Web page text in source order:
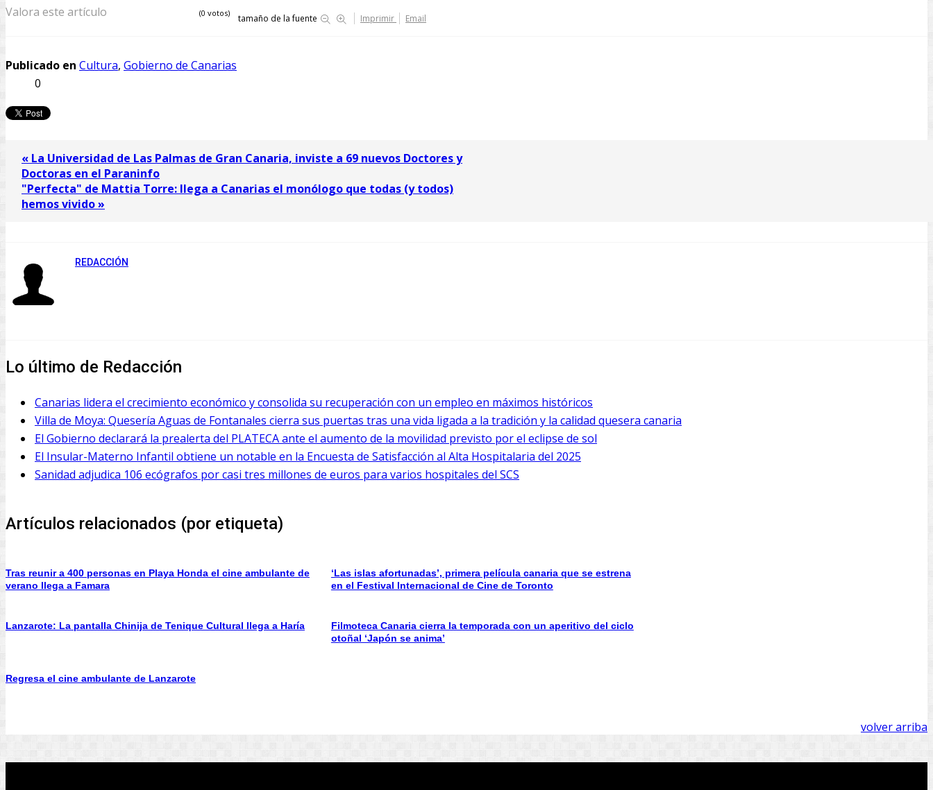
Valora este artículo (0 votos) tamaño de la fuente Imprimir Email
Publicado en Cultura, Gobierno de Canarias
0
« La Universidad de Las Palmas de Gran Canaria, inviste a 69 nuevos Doctores y
Doctoras en el Paraninfo
"Perfecta" de Mattia Torre: llega a Canarias el monólogo que todas (y todos)
hemos vivido »
REDACCIÓN
Lo último de Redacción
Canarias lidera el crecimiento económico y consolida su recuperación con un empleo en máximos históricos
Villa de Moya: Quesería Aguas de Fontanales cierra sus puertas tras una vida ligada a la tradición y la calidad quesera canaria
El Gobierno declarará la prealerta del PLATECA ante el aumento de la movilidad previsto por el eclipse de sol
El Insular-Materno Infantil obtiene un notable en la Encuesta de Satisfacción al Alta Hospitalaria del 2025
Sanidad adjudica 106 ecógrafos por casi tres millones de euros para varios hospitales del SCS
Artículos relacionados (por etiqueta)
Tras reunir a 400 personas en Playa Honda el cine ambulante de
verano llega a Famara
‘Las islas afortunadas’, primera película canaria que se estrena
en el Festival Internacional de Cine de Toronto
Lanzarote: La pantalla Chinija de Tenique Cultural llega a Haría
Filmoteca Canaria cierra la temporada con un aperitivo del ciclo
otoñal ‘Japón se anima’
Regresa el cine ambulante de Lanzarote
volver arriba